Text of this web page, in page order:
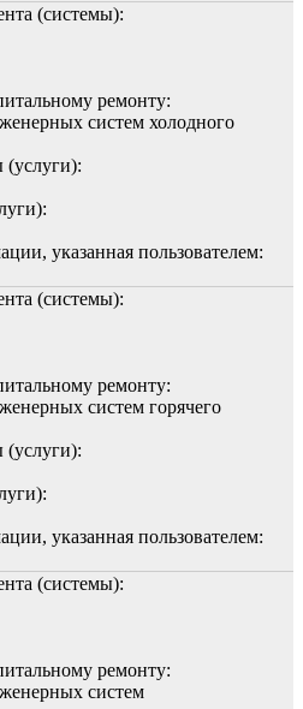
(системы):
ремонту:
систем холодного
(услуги):
указанная пользователем:
(системы):
ремонту:
систем горячего
(услуги):
указанная пользователем:
(системы):
ремонту:
систем